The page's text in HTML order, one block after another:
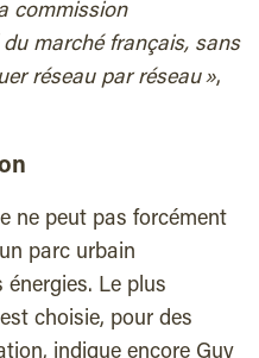
commission
marché français, sans
réseau par réseau »,
ne peut pas forcément
parc urbain
Le plus
choisie, pour des